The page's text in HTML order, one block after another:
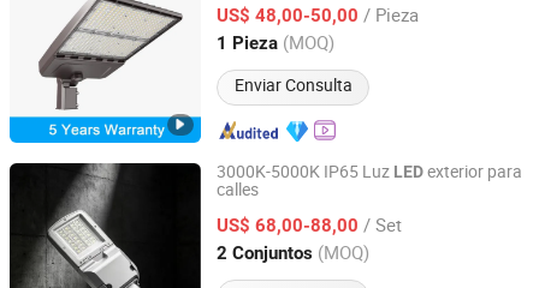
US$ 48,00-50,00 / Pieza
1 Pieza (MOQ)
Enviar Consulta
Guangdong, China Desde 2021
3000K-5000K IP65 Luz LEDexterior para
calles
US$ 68,00-88,00 / Set
2 Conjuntos (MOQ)
Yangzhou Qiangsheng Electric Co., Ltd.
Jiangsu, China Desde 2026